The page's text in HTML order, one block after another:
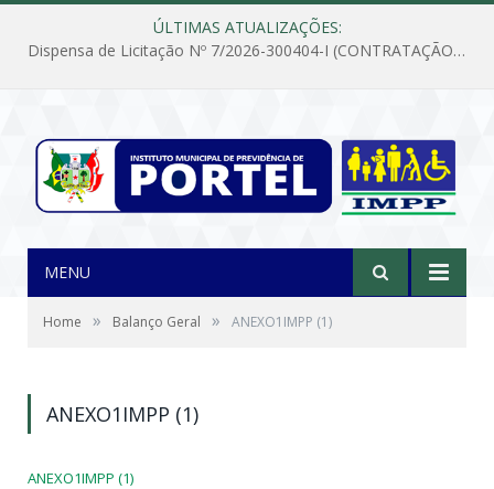
ÚLTIMAS ATUALIZAÇÕES:
Dispensa de Licitação Nº 7/2026-300404-I (CONTRATAÇÃO DE EMPRESA PARA MANUTENÇÃO E REPARAÇÃO DE APARELHOS DE AR CONDICIONADO, EM ATENDIMENTO ÀS NECESSIDADES DO INSTITUTO DE PREVIDÊNCIA MUNICIPAL DE PORTEL/PA)
MENU
Home » Balanço Geral » ANEXO1IMPP (1)
ANEXO1IMPP (1)
ANEXO1IMPP (1)